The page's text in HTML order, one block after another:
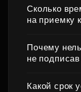
Сколько
на приемку
Почему
не
Какой срок